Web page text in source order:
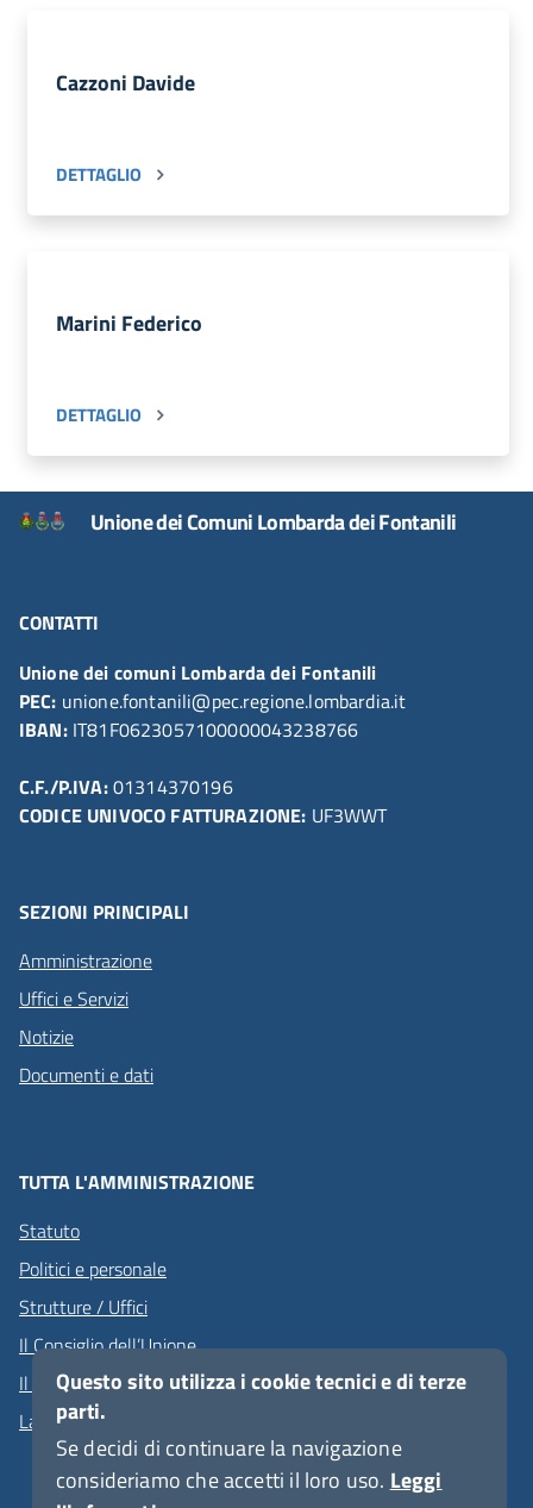
Questo sito utilizza i cookie tecnici e di terze
parti.
Se decidi di continuare la navigazione
consideriamo che accetti il loro uso. Leggi
Cazzoni Davide
DETTAGLIO
Marini Federico
DETTAGLIO
Unione dei Comuni Lombarda dei Fontanili
CONTATTI
Unione dei comuni Lombarda dei Fontanili
PEC: unione.fontanili@pec.regione.lombardia.it
IBAN:IT81F0623057100000043238766
C.F./P.IVA:01314370196
CODICE UNIVOCO FATTURAZIONE: UF3WWT
SEZIONI PRINCIPALI
Amministrazione
Uffici e Servizi
Notizie
Documenti e dati
TUTTA L'AMMINISTRAZIONE
Statuto
Politici e personale
Strutture / Uffici
Il Consiglio dell’Unione
Il Presidente dell'Unione
La Giunta dell'Unione